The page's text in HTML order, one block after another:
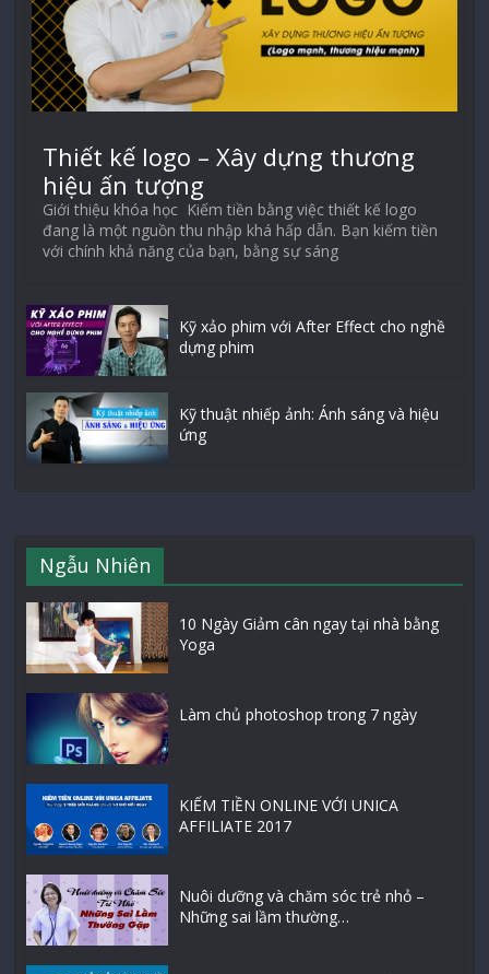
Thiết kế logo – Xây dựng thương
hiệu ấn tượng
Giới thiệu khóa học Kiếm tiền bằng việc thiết kế logo
đang là một nguồn thu nhập khá hấp dẫn. Bạn kiếm tiền
với chính khả năng của bạn, bằng sự sáng
Kỹ xảo phim với After Effect cho nghề
dựng phim
Kỹ thuật nhiếp ảnh: Ánh sáng và hiệu
ứng
Ngẫu Nhiên
10 Ngày Giảm cân ngay tại nhà bằng
Yoga
Làm chủ photoshop trong 7 ngày
KIẾM TIỀN ONLINE VỚI UNICA
AFFILIATE 2017
Nuôi dưỡng và chăm sóc trẻ nhỏ –
Những sai lầm thường…